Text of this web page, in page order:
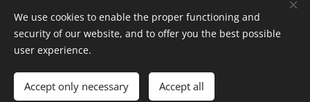
Images provided byPexels
Powered by
Languages
English
Deutsch Čeština
We use cookies to enable the proper functioning and
security of our website, and to offer you the best possible
user experience.
Accept only necessary Accept all